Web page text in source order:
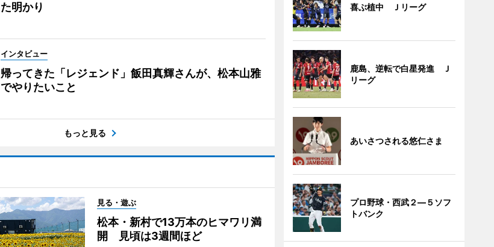
た明かり
インタビュー
帰ってきた「レジェンド」飯田真輝さんが、松本山雅
でやりたいこと
もっと見る
見る・遊ぶ
松本・新村で13万本のヒマワリ満
開 見頃は3週間ほど
喜ぶ植中 Ｊリーグ
鹿島、逆転で白星発進 Ｊ
リーグ
あいさつされる悠仁さま
プロ野球・西武２―５ソフ
トバンク